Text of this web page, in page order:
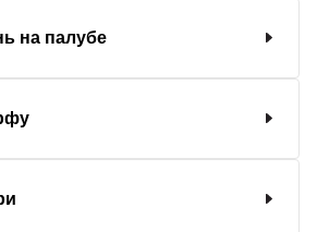
на палубе